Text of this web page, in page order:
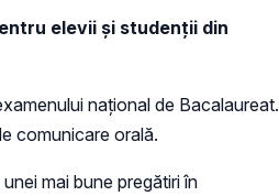
elevii și studenții din
național de Bacalaureat.
comunicare orală.
mai bune pregătiri în